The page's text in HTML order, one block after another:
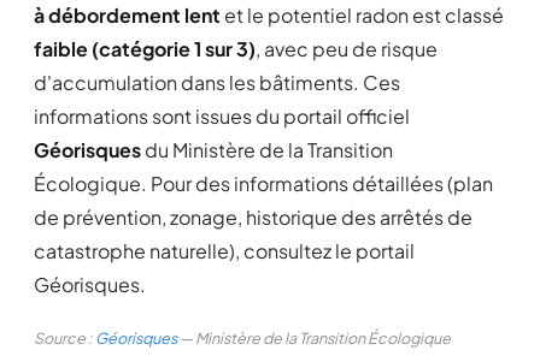
à débordement lent et le potentiel radon est classé
faible (catégorie 1 sur 3), avec peu de risque
d'accumulation dans les bâtiments. Ces
informations sont issues du portail officiel
Géorisquesdu Ministère de la Transition
Écologique. Pour des informations détaillées (plan
de prévention, zonage, historique des arrêtés de
catastrophe naturelle), consultez le portail
Géorisques.
Source :Géorisques— Ministère de la Transition Écologique